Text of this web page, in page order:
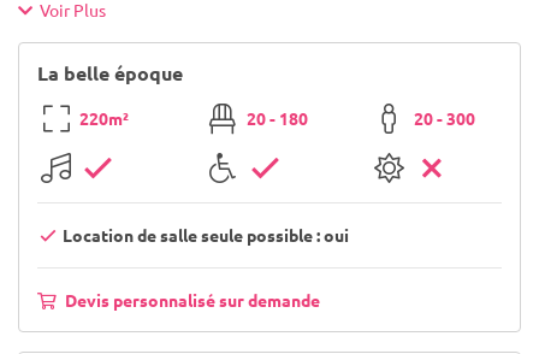
Voir Plus
La belle époque
220m² 20 - 180 20 - 300
Location de salle seule possible : oui
Devis personnalisé sur demande